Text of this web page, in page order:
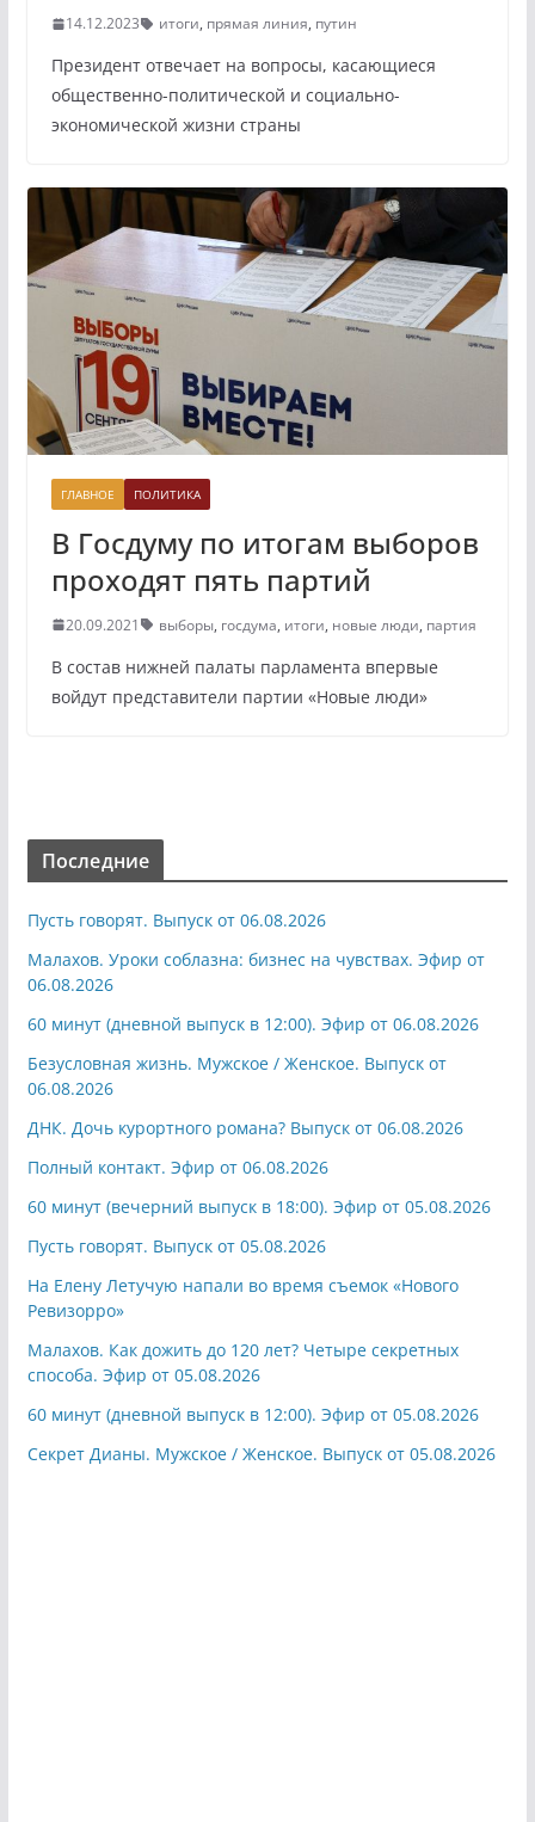
14.12.2023 итоги, прямая линия, путин
Президент отвечает на вопросы, касающиеся
общественно-политической и социально-
экономической жизни страны
ГЛАВНОЕ ПОЛИТИКА
В Госдуму по итогам выборов
проходят пять партий
20.09.2021 выборы, госдума, итоги, новые люди, партия
В состав нижней палаты парламента впервые
войдут представители партии «Новые люди»
Последние
Пусть говорят. Выпуск от 06.08.2026
Малахов. Уроки соблазна: бизнес на чувствах. Эфир от
06.08.2026
60 минут (дневной выпуск в 12:00). Эфир от 06.08.2026
Безусловная жизнь. Мужское / Женское. Выпуск от
06.08.2026
ДНК. Дочь курортного романа? Выпуск от 06.08.2026
Полный контакт. Эфир от 06.08.2026
60 минут (вечерний выпуск в 18:00). Эфир от 05.08.2026
Пусть говорят. Выпуск от 05.08.2026
На Елену Летучую напали во время съемок «Нового
Ревизорро»
Малахов. Как дожить до 120 лет? Четыре секретных
способа. Эфир от 05.08.2026
60 минут (дневной выпуск в 12:00). Эфир от 05.08.2026
Секрет Дианы. Мужское / Женское. Выпуск от 05.08.2026